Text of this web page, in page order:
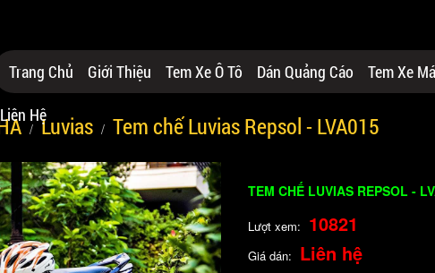
Trang Chủ Giới Thiệu Tem Xe Ô Tô Dán Quảng Cáo
Tem Xe
Liên HệLuvias Tem chế Luvias Repsol - LVA015
TEM CHẾ LUVIAS REPSOL -
Lượt xem: 10821
Giá dán: Liên hệ